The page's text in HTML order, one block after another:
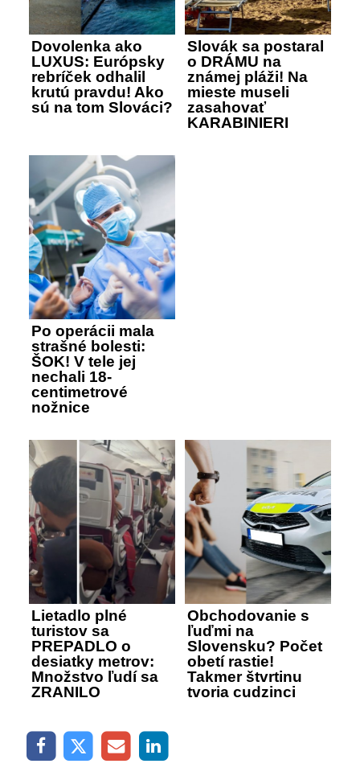
Dovolenka ako
LUXUS: Európsky
rebríček odhalil
krutú pravdu! Ako
sú na tom Slováci?
Slovák sa postaral
o DRÁMU na
známej pláži! Na
mieste museli
zasahovať
KARABINIERI
Po operácii mala
strašné bolesti:
ŠOK! V tele jej
nechali 18-
centimetrové
nožnice
Lietadlo plné
turistov sa
PREPADLO o
desiatky metrov:
Množstvo ľudí sa
ZRANILO
Obchodovanie s
ľuďmi na
Slovensku? Počet
obetí rastie!
Takmer štvrtinu
tvoria cudzinci